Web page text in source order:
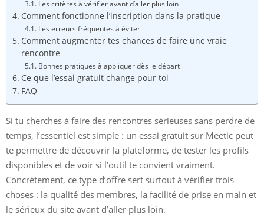
Les critères à vérifier avant d’aller plus loin
Comment fonctionne l’inscription dans la pratique
Les erreurs fréquentes à éviter
Comment augmenter tes chances de faire une vraie
rencontre
Bonnes pratiques à appliquer dès le départ
Ce que l’essai gratuit change pour toi
FAQ
Si tu cherches à faire des rencontres sérieuses sans perdre de
temps, l’essentiel est simple : un essai gratuit sur Meetic peut
te permettre de découvrir la plateforme, de tester les profils
disponibles et de voir si l’outil te convient vraiment.
Concrètement, ce type d’offre sert surtout à vérifier trois
choses : la qualité des membres, la facilité de prise en main et
le sérieux du site avant d’aller plus loin.